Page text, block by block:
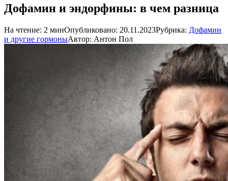
Дофамин и эндорфины: в чем разница
На чтение: 2 минОпубликовано: 20.11.2023Рубрика: Дофамин
и другие гормоныАвтор: Антон Пол